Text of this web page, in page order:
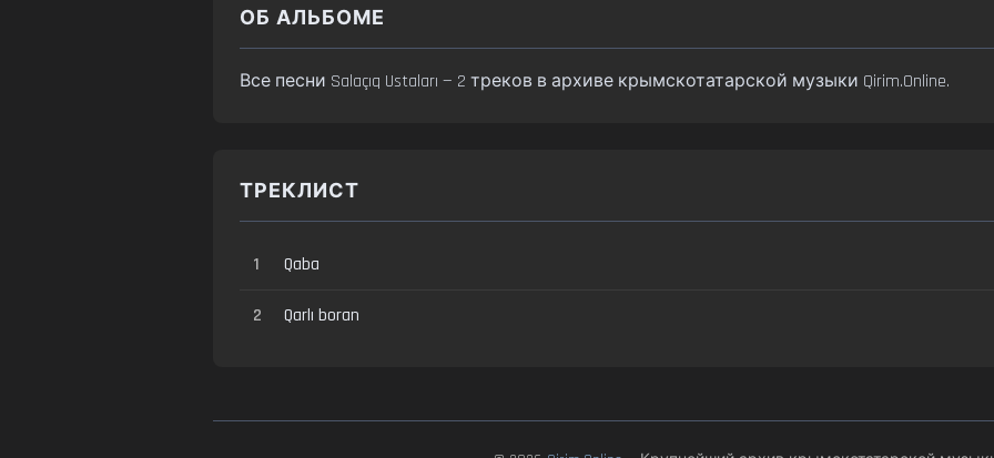
ОБ АЛЬБОМЕ
Все песни Salaçıq Ustaları — 2 треков в архиве крымскотатарской музыки Qirim.Online.
ТРЕКЛИСТ
1 Qaba
2 Qarlı boran